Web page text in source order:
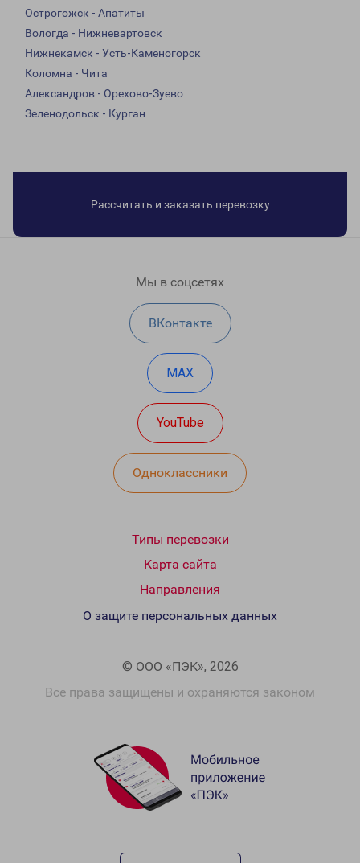
Острогожск - Апатиты
Вологда - Нижневартовск
Нижнекамск - Усть-Каменогорск
Коломна - Чита
Александров - Орехово-Зуево
Зеленодольск - Курган
Рассчитать и заказать перевозку
Мы в соцсетях
ВКонтакте
MAX
YouTube
Одноклассники
Типы перевозки
Карта сайта
Направления
© ООО «ПЭК», 2026
Все права защищены и охраняются законом
О защите персональных данных